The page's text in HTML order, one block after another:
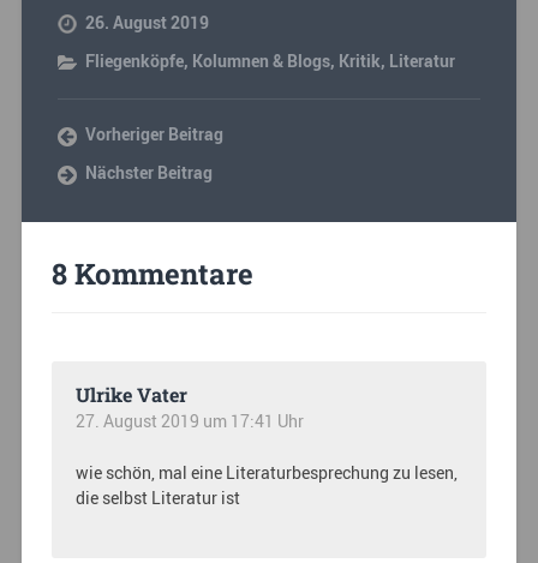
26. August 2019
Fliegenköpfe, Kolumnen & Blogs, Kritik, Literatur
Vorheriger Beitrag
Nächster Beitrag
8 Kommentare
Ulrike Vater
27. August 2019 um 17:41 Uhr
wie schön, mal eine Literaturbesprechung zu lesen,
die selbst Literatur ist